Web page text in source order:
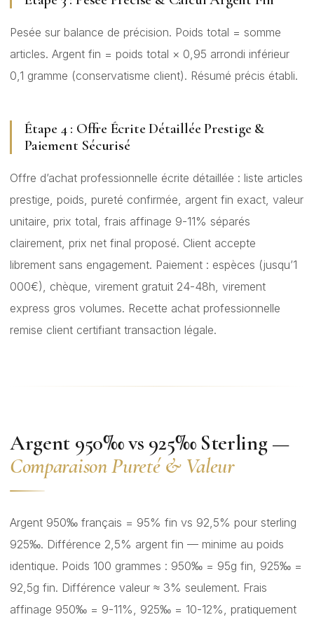
Pesée sur balance de précision. Poids total = somme
articles. Argent fin = poids total × 0,95 arrondi inférieur
0,1 gramme (conservatisme client). Résumé précis établi.
Étape 4 : Offre Écrite Détaillée Prestige &
Paiement Sécurisé
Offre d’achat professionnelle écrite détaillée : liste articles
prestige, poids, pureté confirmée, argent fin exact, valeur
unitaire, prix total, frais affinage 9-11% séparés
clairement, prix net final proposé. Client accepte
librement sans engagement. Paiement : espèces (jusqu’1
000€), chèque, virement gratuit 24-48h, virement
express gros volumes. Recette achat professionnelle
remise client certifiant transaction légale.
Argent 950‰ vs 925‰ Sterling —
Comparaison Pureté & Valeur
Argent 950‰ français = 95% fin vs 92,5% pour sterling
925‰. Différence 2,5% argent fin — minime au poids
identique. Poids 100 grammes : 950‰ = 95g fin, 925‰ =
92,5g fin. Différence valeur ≈ 3% seulement. Frais
affinage 950‰ = 9-11%, 925‰ = 10-12%, pratiquement